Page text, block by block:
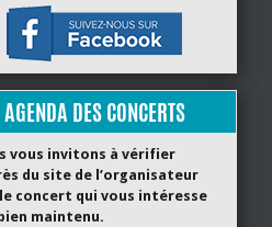
AGENDA DES CONCERTS
vous invitons à vérifier
du site de l’organisateur
concert qui vous intéresse
maintenu.